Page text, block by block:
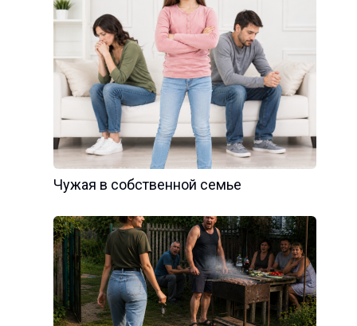
Чужая в собственной семье